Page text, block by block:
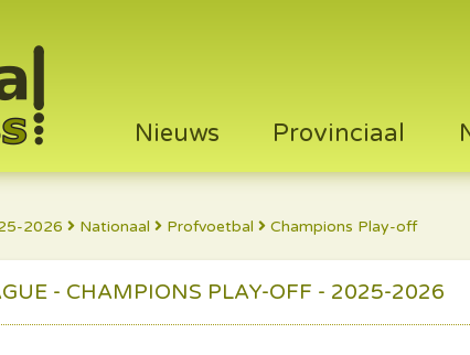
Nieuws Provinciaal
2026 Nationaal Profvoetbal Champions Play-off
- CHAMPIONS PLAY-OFF - 2025-2026